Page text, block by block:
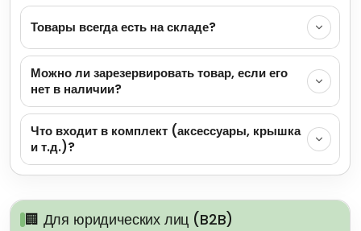
Товары всегда есть на складе?
Можно ли зарезервировать товар, если его
нет в наличии?
Что входит в комплект (аксессуары, крышка
и т.д.)?
🏢 Для юридических лиц (B2B)